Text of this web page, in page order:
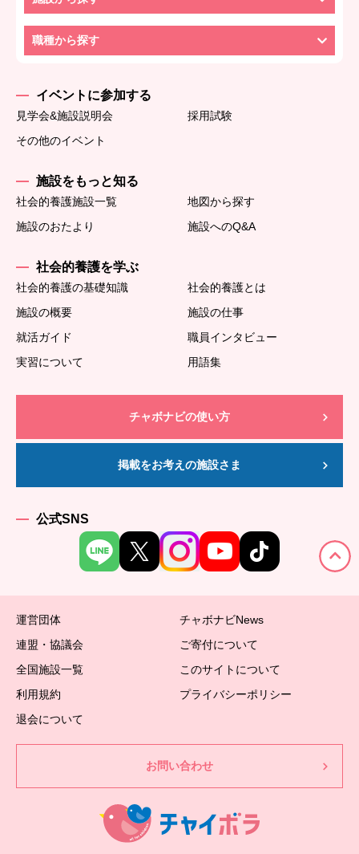
職種から探す
イベントに参加する
見学会&施設説明会
採用試験
その他のイベント
施設をもっと知る
社会的養護施設一覧
地図から探す
施設のおたより
施設へのQ&A
社会的養護を学ぶ
社会的養護の基礎知識
社会的養護とは
施設の概要
施設の仕事
就活ガイド
職員インタビュー
実習について
用語集
チャボナビの使い方
掲載をお考えの施設さま
公式SNS
運営団体
チャボナビNews
連盟・協議会
ご寄付について
全国施設一覧
このサイトについて
利用規約
プライバシーポリシー
退会について
お問い合わせ